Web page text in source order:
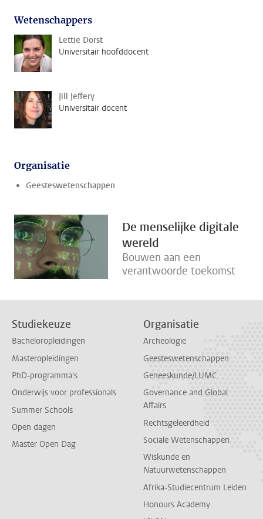
Wetenschappers
Lettie Dorst
Universitair hoofddocent
Jill Jeffery
Universitair docent
Organisatie
Geesteswetenschappen
De menselijke digitale
wereld
Bouwen aan een
verantwoorde toekomst
Studiekeuze
Bacheloropleidingen
Masteropleidingen
PhD-programma's
Onderwijs voor professionals
Summer Schools
Open dagen
Master Open Dag
Organisatie
Archeologie
Geesteswetenschappen
Geneeskunde/LUMC
Governance and Global
Affairs
Rechtsgeleerdheid
Sociale Wetenschappen
Wiskunde en
Natuurwetenschappen
Afrika-Studiecentrum Leiden
Honours Academy